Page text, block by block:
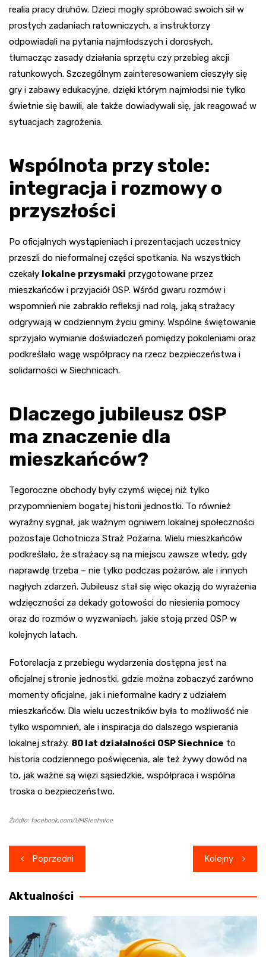
realia pracy druhów. Dzieci mogły spróbować swoich sił w
prostych zadaniach ratowniczych, a instruktorzy
odpowiadali na pytania najmłodszych i dorosłych,
tłumacząc zasady działania sprzętu czy przebieg akcji
ratunkowych. Szczególnym zainteresowaniem cieszyły się
gry i zabawy edukacyjne, dzięki którym najmłodsi nie tylko
świetnie się bawili, ale także dowiadywali się, jak reagować w
sytuacjach zagrożenia.
Wspólnota przy stole:
integracja i rozmowy o
przyszłości
Po oficjalnych wystąpieniach i prezentacjach uczestnicy
przeszli do nieformalnej części spotkania. Na wszystkich
czekały lokalne przysmaki przygotowane przez
mieszkańców i przyjaciół OSP. Wśród gwaru rozmów i
wspomnień nie zabrakło refleksji nad rolą, jaką strażacy
odgrywają w codziennym życiu gminy. Wspólne świętowanie
sprzyjało wymianie doświadczeń pomiędzy pokoleniami oraz
podkreślało wagę współpracy na rzecz bezpieczeństwa i
solidarności w Siechnicach.
Dlaczego jubileusz OSP
ma znaczenie dla
mieszkańców?
Tegoroczne obchody były czymś więcej niż tylko
przypomnieniem bogatej historii jednostki. To również
wyraźny sygnał, jak ważnym ogniwem lokalnej społeczności
pozostaje Ochotnicza Straż Pożarna. Wielu mieszkańców
podkreślało, że strażacy są na miejscu zawsze wtedy, gdy
naprawdę trzeba – nie tylko podczas pożarów, ale i innych
nagłych zdarzeń. Jubileusz stał się więc okazją do wyrażenia
wdzięczności za dekady gotowości do niesienia pomocy
oraz do rozmów o wyzwaniach, jakie stoją przed OSP w
kolejnych latach.
Fotorelacja z przebiegu wydarzenia dostępna jest na
oficjalnej stronie jednostki, gdzie można zobaczyć zarówno
momenty oficjalne, jak i nieformalne kadry z udziałem
mieszkańców. Dla wielu uczestników była to możliwość nie
tylko wspomnień, ale i inspiracja do dalszego wspierania
lokalnej straży. 80 lat działalności OSP Siechnice to
historia codziennego poświęcenia, ale też żywy dowód na
to, jak ważne są więzi sąsiedzkie, współpraca i wspólna
troska o bezpieczeństwo.
Źródło: facebook.com/UMSiechnice
Nawigacja
wpisu
Poprzedni Kolejny
Aktualności